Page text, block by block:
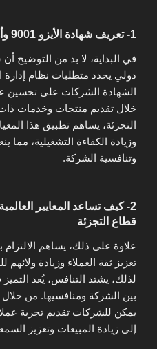
1- تعريف شهادة الأيزو 9001 وأهميتها في رؤية الكويت 2025
دولي يحدد متطلبات نظام إدارة
الشهادة الشركات على تحسين
خلال تقديم منتجات وخدمات
التجزئة، يساهم تطبيق هذا
وزيادة الكفاءة التشغيلية، مما
وتنافسية الشركة.
2- كيف تساعد المعايير
قطاع التجزئة
علاوة على ذلك، يساهم الالتزام
تعزيز ثقة العملاء وزيادة
لذلك، يشتد التنافس، يُعد
يمكن للشركات تقديم تجربة
إلى زيادة المبيعات وتعزيز